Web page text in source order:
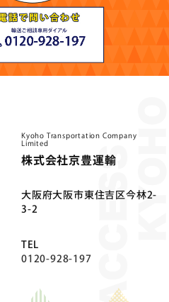
Kyoho Transportation Company
Limited
株式会社京豊運輸
⼤阪府⼤阪市東住吉区今林2-
3-2
TEL
0120-928-197